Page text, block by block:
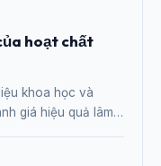
hoạt chất
khoa học và
giá hiệu quả lâm